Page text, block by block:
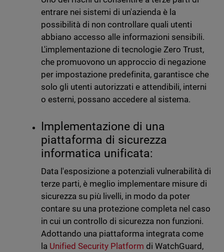
entrare nei sistemi di un'azienda è la
possibilità di non controllare quali utenti
abbiano accesso alle informazioni sensibili.
L'implementazione di tecnologie Zero Trust,
che promuovono un approccio di negazione
per impostazione predefinita, garantisce che
solo gli utenti autorizzati e attendibili, interni
o esterni, possano accedere al sistema.
Implementazione di una
piattaforma di sicurezza
informatica unificata:
Data l'esposizione a potenziali vulnerabilità di
terze parti, è meglio implementare misure di
sicurezza su più livelli, in modo da poter
contare su una protezione completa nel caso
in cui un controllo di sicurezza non funzioni.
Adottando una piattaforma integrata come
la Unified Security Platform di WatchGuard,